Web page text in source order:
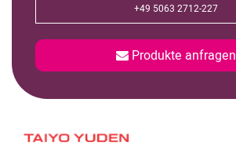
+49 5063 2712-227
Produkte anfragen